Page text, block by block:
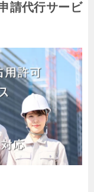
請代行サービ